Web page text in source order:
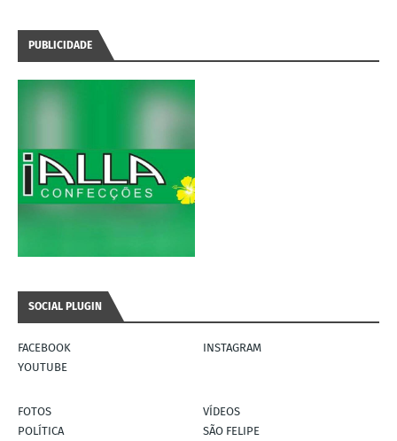
PUBLICIDADE
SOCIAL PLUGIN
FACEBOOK
INSTAGRAM
YOUTUBE
FOTOS
VÍDEOS
POLÍTICA
SÃO FELIPE